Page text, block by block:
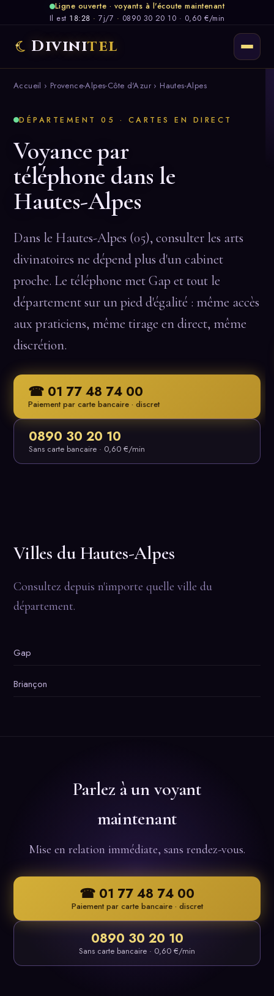
Ligne ouverte · voyants à l'écoute maintenant
Il est 18:28 · 7j/7 · 0890 30 20 10 · 0,60 €/min
Divinitel
Accueil › Provence-Alpes-Côte d'Azur › Hautes-Alpes
DÉPARTEMENT 05 · CARTES EN DIRECT
Voyance par
téléphone dans le
Hautes-Alpes
Dans le Hautes-Alpes (05), consulter les arts
divinatoires ne dépend plus d'un cabinet
proche. Le téléphone met Gap et tout le
département sur un pied d'égalité : même accès
aux praticiens, même tirage en direct, même
discrétion.
☎ 01 77 48 74 00
Paiement par carte bancaire · discret
0890 30 20 10
Sans carte bancaire · 0,60 €/min
Villes du Hautes-Alpes
Consultez depuis n'importe quelle ville du
département.
Gap
Briançon
Parlez à un voyant
maintenant
Mise en relation immédiate, sans rendez-vous.
☎ 01 77 48 74 00
Paiement par carte bancaire · discret
0890 30 20 10
Sans carte bancaire · 0,60 €/min